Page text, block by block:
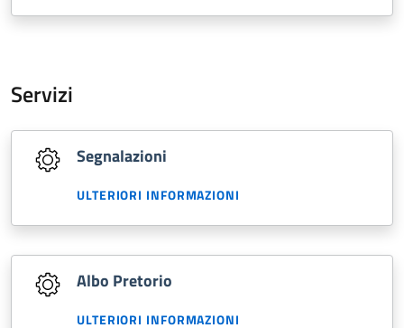
Servizi
Segnalazioni
ULTERIORI INFORMAZIONI
Albo Pretorio
ULTERIORI INFORMAZIONI